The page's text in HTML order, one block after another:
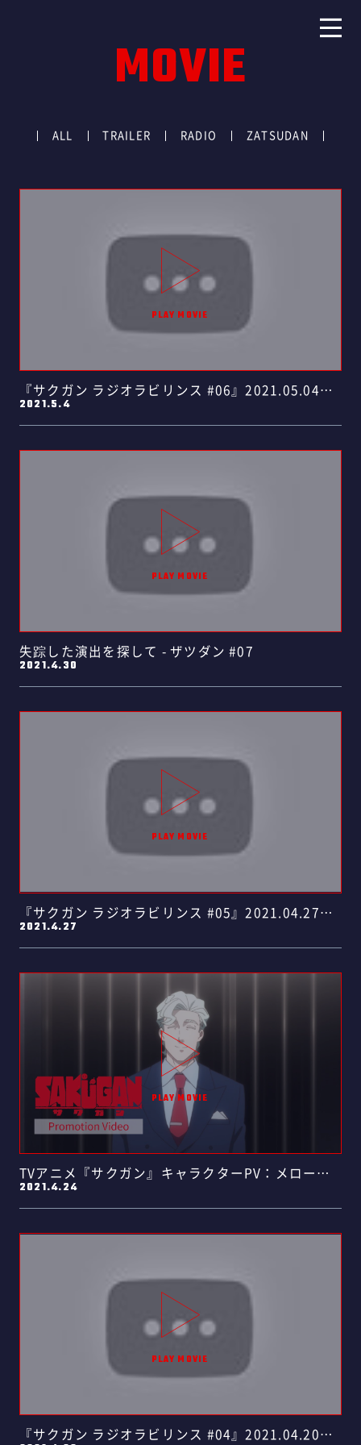
MOVIE
ALL TRAILER RADIO ZATSUDAN
『サクガン ラジオラビリンス #06』2021.05.04
放……
2021.5.4
失踪した演出を探して - ザツダン #07
2021.4.30
『サクガン ラジオラビリンス #05』2021.04.27
放……
2021.4.27
TVアニメ『サクガン』キャラクターPV：メローロ
（CV 細谷……
2021.4.24
『サクガン ラジオラビリンス #04』2021.04.20